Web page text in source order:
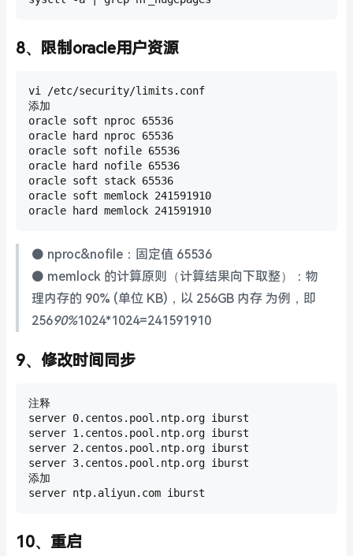
8、限制oracle用户资源
vi /etc/security/limits.conf
添加
oracle soft nproc 65536
oracle hard nproc 65536
oracle soft nofile 65536
oracle hard nofile 65536
oracle soft stack 65536
oracle soft memlock 241591910
oracle hard memlock 241591910
⚫ nproc&nofile：固定值 65536
⚫ memlock 的计算原则（计算结果向下取整）：物
理内存的 90% (单位 KB)，以 256GB 内存 为例，即
25690%1024*1024=241591910
9、修改时间同步
注释
server 0.centos.pool.ntp.org iburst
server 1.centos.pool.ntp.org iburst
server 2.centos.pool.ntp.org iburst
server 3.centos.pool.ntp.org iburst
添加
server ntp.aliyun.com iburst
10、重启